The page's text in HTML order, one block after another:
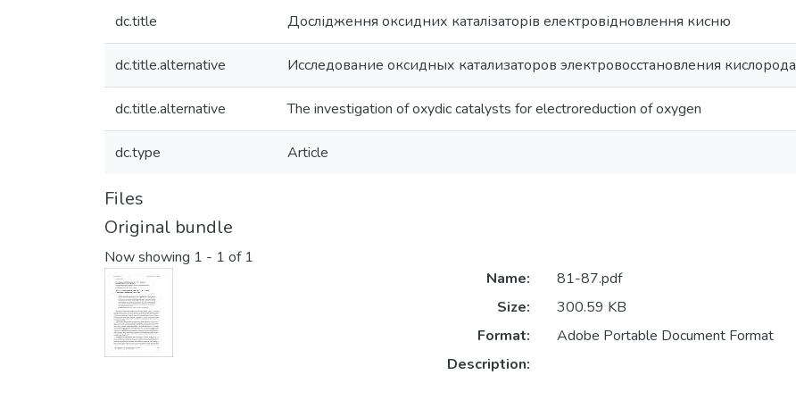
dc.title Дослідження оксидних каталізаторів електровідновлення кисню
dc.title.alternative Исследование оксидных катализаторов электровосстановления кислорода
dc.title.alternative The investigation of oxydic catalysts for electroreduction of oxygen
dc.type Article
Files
Original bundle
Now showing 1 - 1 of 1
Name:
81-87.pdf
Size:
300.59 KB
Format:
Adobe Portable Document Format
Description: